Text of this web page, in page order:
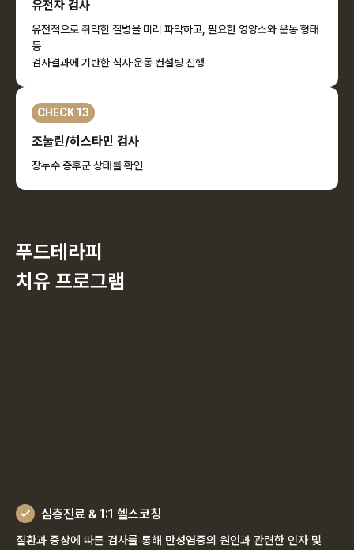
유전자 검사
유전적으로 취약한 질병을 미리 파악하고, 필요한 영양소와 운동 형태
등
검사결과에 기반한 식사·운동 컨설팅 진행
CHECK 13
조눌린/히스타민 검사
장누수 증후군 상태를 확인
푸드테라피
치유 프로그램
심층진료 & 1:1 헬스코칭
질환과 증상에 따른 검사를 통해 만성염증의 원인과 관련한 인자 및